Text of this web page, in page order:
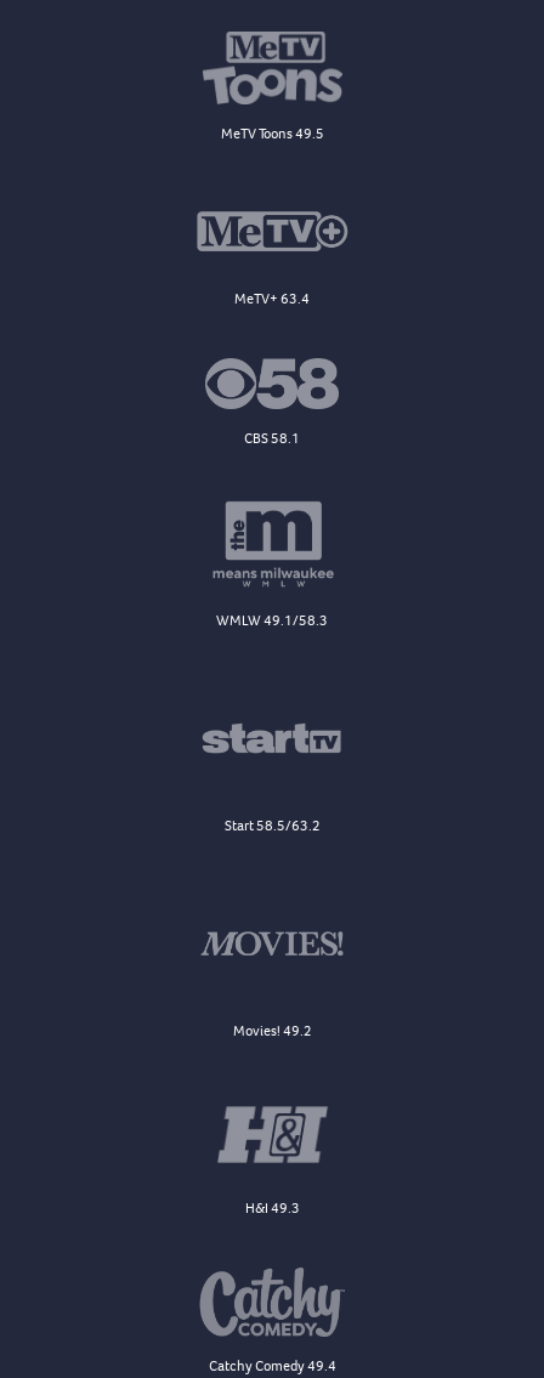
MeTV Toons 49.5
MeTV+ 63.4
CBS 58.1
WMLW 49.1/58.3
Start 58.5/63.2
Movies! 49.2
H&I 49.3
Catchy Comedy 49.4